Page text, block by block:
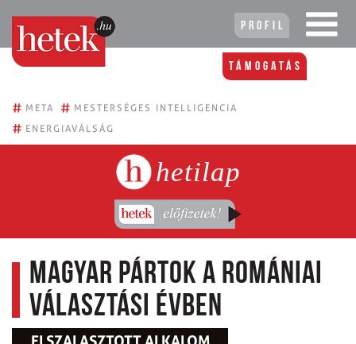
Profil
Támogatás
# META # MESTERSÉGES INTELLIGENCIA
# ENERGIAVÁLSÁG
hetilap
Magyar pártok a romániai
választási évben